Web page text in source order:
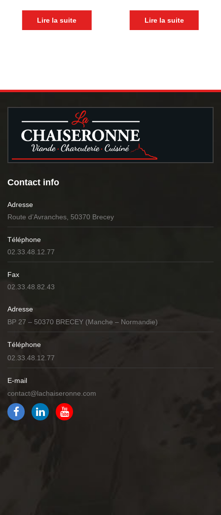
Lire la suite Lire la suite
Contact info
Adresse
Route d’Avranches, 50370 Brecey
Téléphone
02.33.48.12.77
Fax
02.33.48.82.43
Adresse
BP 27 – 50370 BRECEY (Manche – Normandie)
Téléphone
02.33.48.12.77
E-mail
contact@lachaiseronne.com